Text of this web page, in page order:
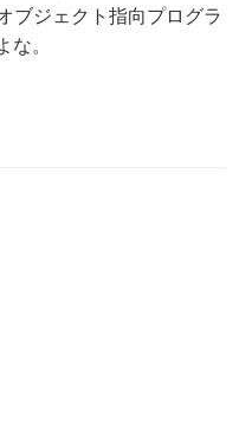
ブジェクト指向プログラ
。